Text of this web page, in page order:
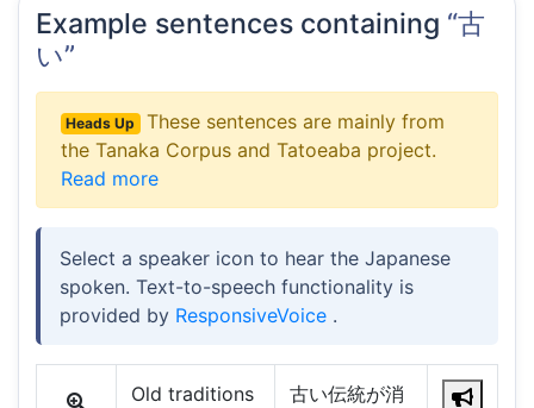
Example sentences containing “古
い”
Heads Up
These sentences are mainly from
the Tanaka Corpus and Tatoeaba project.
Read more
Select a speaker icon to hear the Japanese
spoken. Text-to-speech functionality is
provided by ResponsiveVoice .
Old traditions
古い伝統が消